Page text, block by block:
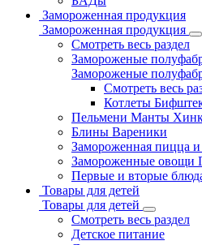
Замороженная продукция
Замороженная продукция
Смотреть весь раздел
Замороженые
Замороженые
Смотреть весь
Котлеты
Пельмени Манты
Блины Вареники
Замороженная пицца и
Замороженные овощи
Первые и вторые
Товары для детей
Товары для детей
Смотреть весь раздел
Детское питание